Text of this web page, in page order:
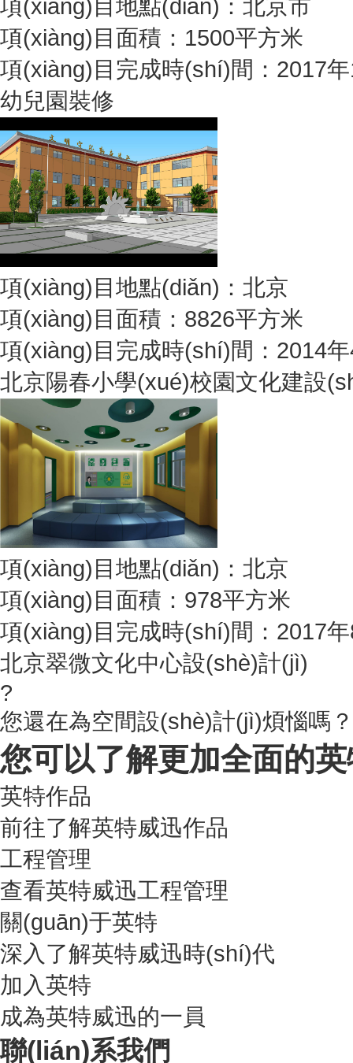
項(xiàng)目地點(diǎn)：北京市
項(xiàng)目面積：1500平方米
項(xiàng)目完成時(shí)間：2017
幼兒園裝修
項(xiàng)目地點(diǎn)：北京
項(xiàng)目面積：8826平方米
項(xiàng)目完成時(shí)間：2014
北京陽春小學(xué)校園文化建設
項(xiàng)目地點(diǎn)：北京
項(xiàng)目面積：978平方米
項(xiàng)目完成時(shí)間：2017
北京翠微文化中心設(shè)計(jì)
?
您還在為空間設(shè)計(jì)煩惱嗎？
您可以了解更加全面的
英特作品
前往了解英特威迅作品
工程管理
查看英特威迅工程管理
關(guān)于英特
深入了解英特威迅時(shí)代
加入英特
成為英特威迅的一員
聯(lián)系我們